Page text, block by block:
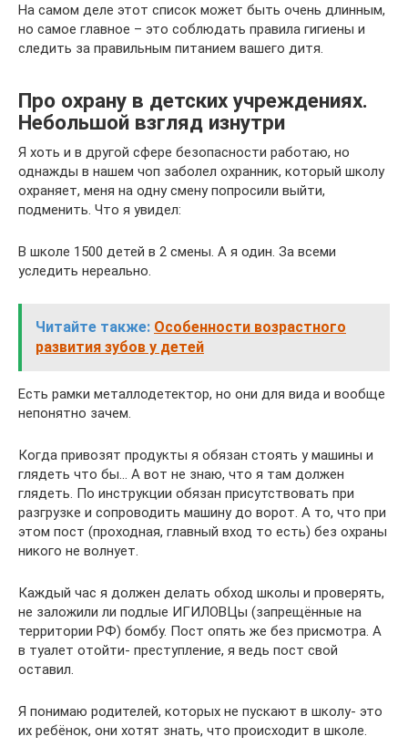
На самом деле этот список может быть очень длинным,
но самое главное – это соблюдать правила гигиены и
следить за правильным питанием вашего дитя.
Про охрану в детских учреждениях.
Небольшой взгляд изнутри
Я хоть и в другой сфере безопасности работаю, но
однажды в нашем чоп заболел охранник, который школу
охраняет, меня на одну смену попросили выйти,
подменить. Что я увидел:
В школе 1500 детей в 2 смены. А я один. За всеми
уследить нереально.
Читайте также: Особенности возрастного
развития зубов у детей
Есть рамки металлодетектор, но они для вида и вообще
непонятно зачем.
Когда привозят продукты я обязан стоять у машины и
глядеть что бы… А вот не знаю, что я там должен
глядеть. По инструкции обязан присутствовать при
разгрузке и сопроводить машину до ворот. А то, что при
этом пост (проходная, главный вход то есть) без охраны
никого не волнует.
Каждый час я должен делать обход школы и проверять,
не заложили ли подлые ИГИЛОВЦы (запрещённые на
территории РФ) бомбу. Пост опять же без присмотра. А
в туалет отойти- преступление, я ведь пост свой
оставил.
Я понимаю родителей, которых не пускают в школу- это
их ребёнок, они хотят знать, что происходит в школе.